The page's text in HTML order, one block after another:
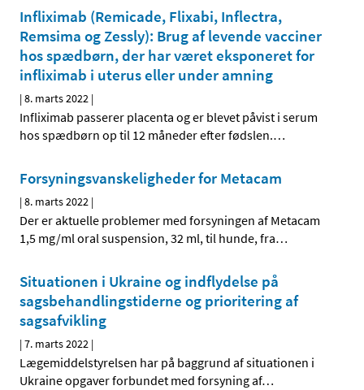
Infliximab (Remicade, Flixabi, Inflectra,
Remsima og Zessly): Brug af levende vacciner
hos spædbørn, der har været eksponeret for
infliximab i uterus eller under amning
|8. marts 2022 |
Infliximab passerer placenta og er blevet påvist i serum
hos spædbørn op til 12 måneder efter fødslen.…
Forsyningsvanskeligheder for Metacam
|8. marts 2022 |
Der er aktuelle problemer med forsyningen af Metacam
1,5 mg/ml oral suspension, 32 ml, til hunde, fra…
Situationen i Ukraine og indflydelse på
sagsbehandlingstiderne og prioritering af
sagsafvikling
|7. marts 2022 |
Lægemiddelstyrelsen har på baggrund af situationen i
Ukraine opgaver forbundet med forsyning af…